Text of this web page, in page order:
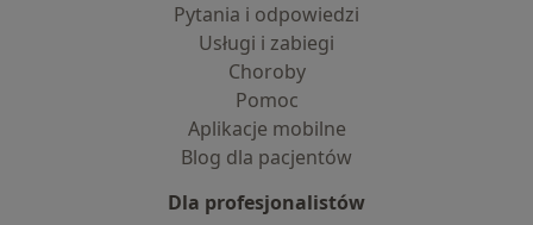
Pytania i odpowiedzi
Usługi i zabiegi
Choroby
Pomoc
Aplikacje mobilne
Blog dla pacjentów
Dla profesjonalistów